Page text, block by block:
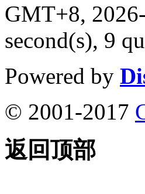
GMT+8,
second(s), 9
Powered by
© 2001-2017
返回顶部